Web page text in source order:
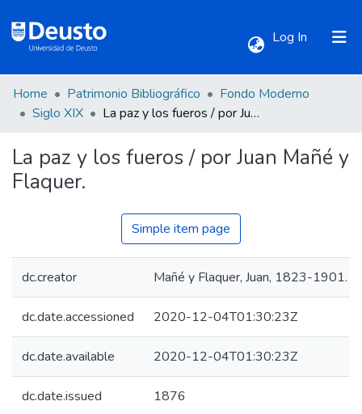
Log In (current)
Communities & Collections
All of DSpace
Home Patrimonio Bibliográfico
Fondo Moderno
Siglo XIX
La paz y los fueros / por Juan Mañé y Flaquer.
La paz y los fueros / por Juan Mañé y
Flaquer.
Simple item page
dc.creator Mañé y Flaquer, Juan, 1823-1901.
dc.date.accessioned 2020-12-04T01:30:23Z
dc.date.available 2020-12-04T01:30:23Z
dc.date.issued 1876